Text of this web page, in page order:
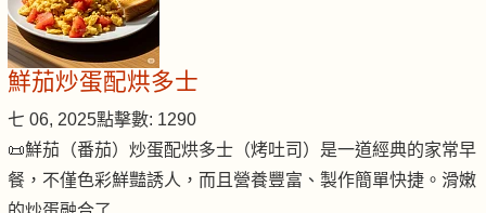
鮮茄炒蛋配烘多士
七 06, 2025點擊數: 1290
📜鮮茄（番茄）炒蛋配烘多士（烤吐司）是一道經典的家常早
餐，不僅色彩鮮豔誘人，而且營養豐富、製作簡單快捷。滑嫩